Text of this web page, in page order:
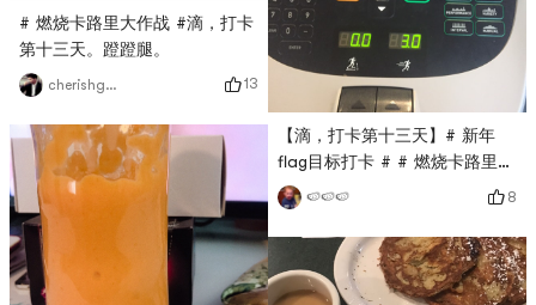
# 燃烧卡路里大作战 #滴，打卡
第十三天。蹬蹬腿。
cherishgone 13
【滴，打卡第十三天】# 新年
flag目标打卡 # # 燃烧卡路里大
作战 #🍉🍉🍉 8